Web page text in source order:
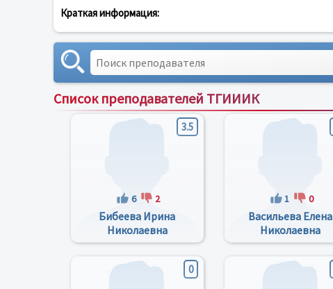
Краткая информация:
Список преподавателей ТГИИИК
3.5
6 2
Бибеева Ирина
Николаевна
1 0
Васильева Елена
Николаевна
0